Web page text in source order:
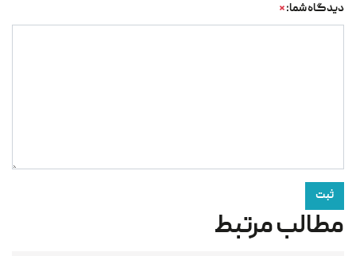
دیدگاه شما:*
ثبت
مطالب مرتبط